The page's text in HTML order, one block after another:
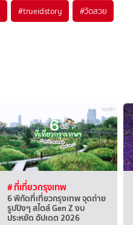
#trueidstory #วัดสวย
# ที่เที่ยวกรุงเทพ
6 พิกัดที่เที่ยวกรุงเทพ จุดถ่าย
รูปปังๆ สไตล์ Gen Z งบ
ประหยัด อัปเดต 2026